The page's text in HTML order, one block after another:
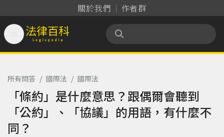
關於我們 作者群
法律百科 Legispedia
所有問答 / 國際法 / 國際法
「條約」是什麼意思？跟偶爾會聽到
「公約」、「協議」的用語，有什麼不
同？